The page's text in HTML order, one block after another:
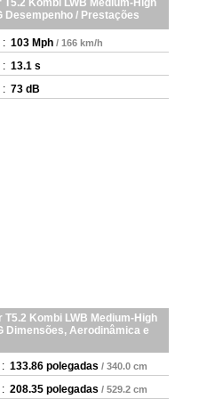
Desempenho / Prestações
: 103 Mph / 166 km/h
: 13.1 s
: 73 dB
Kombi LWB Medium-High
Dimensões, Aerodinâmica e
133.86 polegadas / 340.0 cm
208.35 polegadas / 529.2 cm